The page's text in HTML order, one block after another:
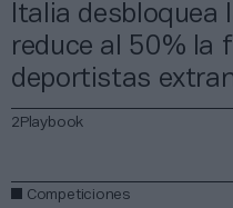
Italia desbloquea
reduce al 50% la
deportistas
2Playbook
Competiciones